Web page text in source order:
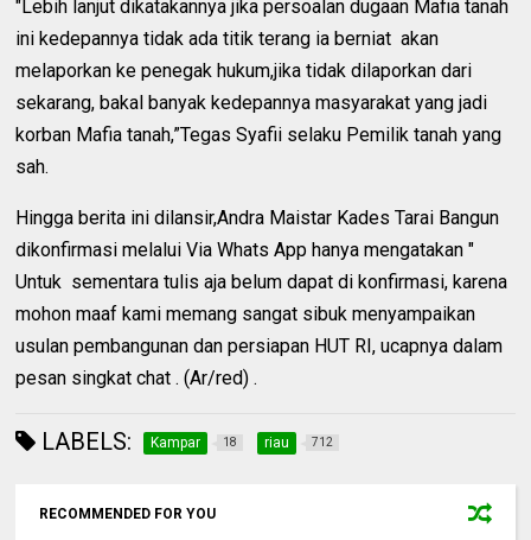
"Lebih lanjut dikatakannya jika persoalan dugaan Mafia tanah
ini kedepannya tidak ada titik terang ia berniat akan
melaporkan ke penegak hukum,jika tidak dilaporkan dari
sekarang, bakal banyak kedepannya masyarakat yang jadi
korban Mafia tanah,”Tegas Syafii selaku Pemilik tanah yang
sah.
Hingga berita ini dilansir,Andra Maistar Kades Tarai Bangun
dikonfirmasi melalui Via Whats App hanya mengatakan "
Untuk sementara tulis aja belum dapat di konfirmasi, karena
mohon maaf kami memang sangat sibuk menyampaikan
usulan pembangunan dan persiapan HUT RI, ucapnya dalam
pesan singkat chat . (Ar/red) .
LABELS: Kampar 18 riau 712
RECOMMENDED FOR YOU